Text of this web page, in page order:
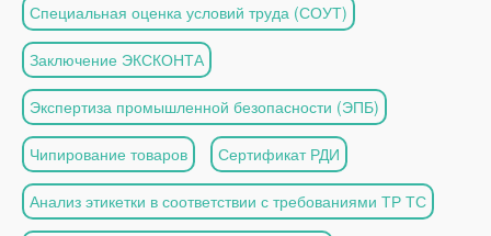
Специальная оценка условий труда (СОУТ)
Заключение ЭКСКОНТА
Экспертиза промышленной безопасности (ЭПБ)
Чипирование товаров Сертификат РДИ
Анализ этикетки в соответствии с требованиями ТР ТС